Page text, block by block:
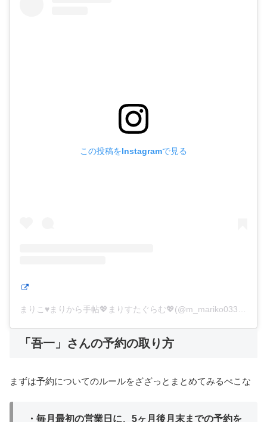
この投稿をInstagramで見る
「吾一」さんの予約の取り方
まずは予約についてのルールをざざっとまとめてみるぺこな
・毎月最初の営業日に、5ヶ月後月末までの予約を